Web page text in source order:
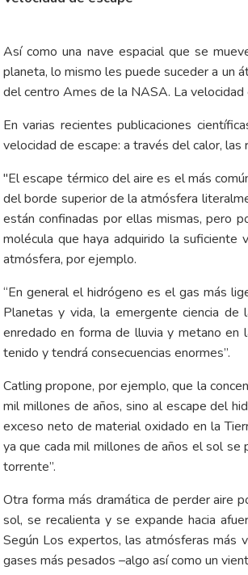
Así como una nave espacial que se
planeta, lo mismo les puede suceder a un
del centro Ames de la NASA. La velocidad
En varias recientes publicaciones
velocidad de escape: a través del calor,
"El escape térmico del aire es el más
del borde superior de la atmósfera
están confinadas por ellas mismas, pero
molécula que haya adquirido la suficiente
atmósfera, por ejemplo.
“En general el hidrógeno es el gas más
Planetas y vida, la emergente ciencia
enredado en forma de lluvia y metano en
tenido y tendrá consecuencias enormes”.
Catling propone, por ejemplo, que la
mil millones de años, sino al escape del
exceso neto de material oxidado en la
ya que cada mil millones de años el sol
torrente”.
Otra forma más dramática de perder aire
sol, se recalienta y se expande hacia
Según Los expertos, las atmósferas más
gases más pesados –algo así como un